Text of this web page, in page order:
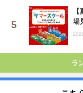
場
ラ